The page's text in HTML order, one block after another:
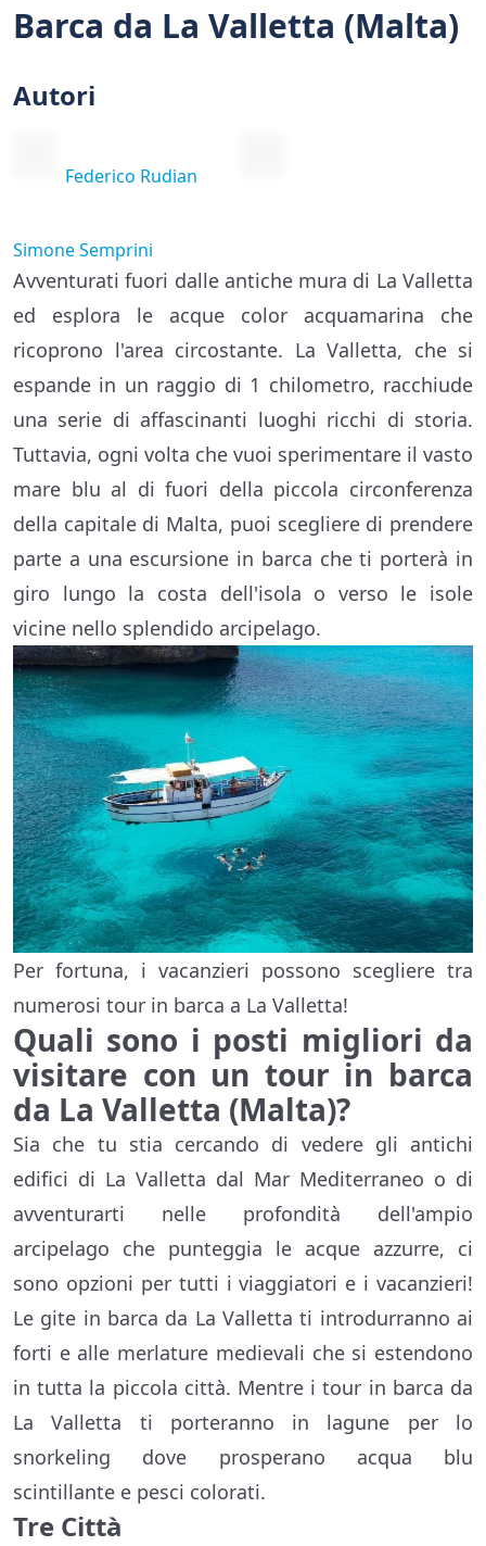
Barca da La Valletta (Malta)
Autori
Federico Rudian
Simone Semprini
Avventurati fuori dalle antiche mura di La Valletta
ed esplora le acque color acquamarina che
ricoprono l'area circostante. La Valletta, che si
espande in un raggio di 1 chilometro, racchiude
una serie di affascinanti luoghi ricchi di storia.
Tuttavia, ogni volta che vuoi sperimentare il vasto
mare blu al di fuori della piccola circonferenza
della capitale di Malta, puoi scegliere di prendere
parte a una escursione in barca che ti porterà in
giro lungo la costa dell'isola o verso le isole
vicine nello splendido arcipelago.
Per fortuna, i vacanzieri possono scegliere tra
numerosi tour in barca a La Valletta!
Quali sono i posti migliori da
visitare con un tour in barca
da La Valletta (Malta)?
Sia che tu stia cercando di vedere gli antichi
edifici di La Valletta dal Mar Mediterraneo o di
avventurarti nelle profondità dell'ampio
arcipelago che punteggia le acque azzurre, ci
sono opzioni per tutti i viaggiatori e i vacanzieri!
Le gite in barca da La Valletta ti introdurranno ai
forti e alle merlature medievali che si estendono
in tutta la piccola città. Mentre i tour in barca da
La Valletta ti porteranno in lagune per lo
snorkeling dove prosperano acqua blu
scintillante e pesci colorati.
Tre Città